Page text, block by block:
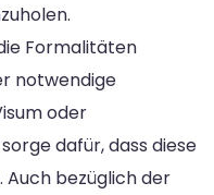
Formalitäten
notwendige
oder
dafür, dass diese
bezüglich der